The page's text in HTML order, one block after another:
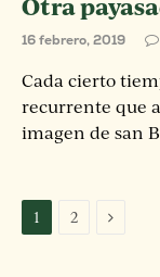
16 febrero, 2019
Cada cierto
recurrente que
imagen de san
1 2 Next